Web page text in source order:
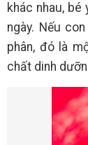
khác nhau,
ngày. Nếu
phân, đó là
chất dinh